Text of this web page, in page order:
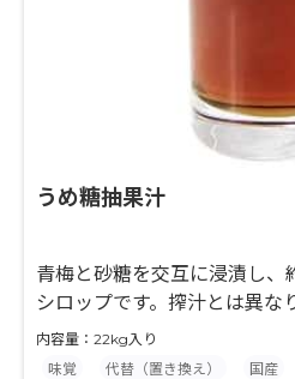
うめ糖抽果汁
青梅と砂糖を交互に浸漬し、
シロップです。搾汁とは異な
な香りのする果汁です。
内容量：22kg入り
味覚
代替（置き換え） 国産